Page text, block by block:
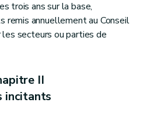
trois ans sur la base,
remis annuellement au Conseil
secteurs ou parties de
II
incitants